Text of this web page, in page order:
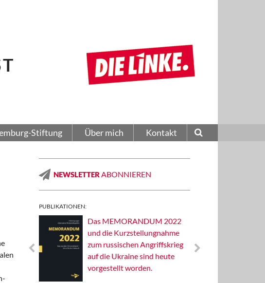
Stiftung Über mich Kontakt
NEWSLETTER ABONNIEREN
PUBLIKATIONEN:
Das MEMORANDUM 2022
und die Kurzstellungnahme
zum russischen Angriffskrieg
auf die Ukraine sind heute
vorgestellt worden.